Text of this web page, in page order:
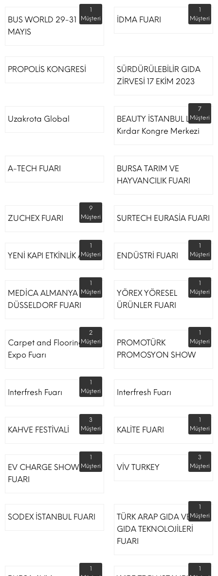
BUS WORLD 29-31
MAYIS
1
Müşteri
İDMA FUARI
1
Müşteri
PROPOLİS KONGRESİ
SÜRDÜRÜLEBİLİR GIDA
ZİRVESİ 17 EKİM 2023
Uzakrota Global
BEAUTY İSTANBUL Lütfi
Kırdar Kongre Merkezi
7
Müşteri
A-TECH FUARI
BURSA TARIM VE
HAYVANCILIK FUARI
ZUCHEX FUARI
9
Müşteri
SURTECH EURASİA FUARI
YENİ KAPI ETKİNLİK ALANI
1
Müşteri
ENDÜSTRİ FUARI
1
Müşteri
MEDİCA ALMANYA
DÜSSELDORF FUARI
1
Müşteri
YÖREX YÖRESEL
ÜRÜNLER FUARI
1
Müşteri
Carpet and Flooring
Expo Fuarı
2
Müşteri
PROMOTÜRK
PROMOSYON SHOW
1
Müşteri
Interfresh Fuarı
1
Müşteri
Interfresh Fuarı
KAHVE FESTİVALİ
3
Müşteri
KALİTE FUARI
1
Müşteri
EV CHARGE SHOW
FUARI
1
Müşteri
VİV TURKEY
3
Müşteri
SODEX İSTANBUL FUARI
TÜRK ARAP GIDA VE
GIDA TEKNOLOJİLERİ
FUARI
1
Müşteri
1
1